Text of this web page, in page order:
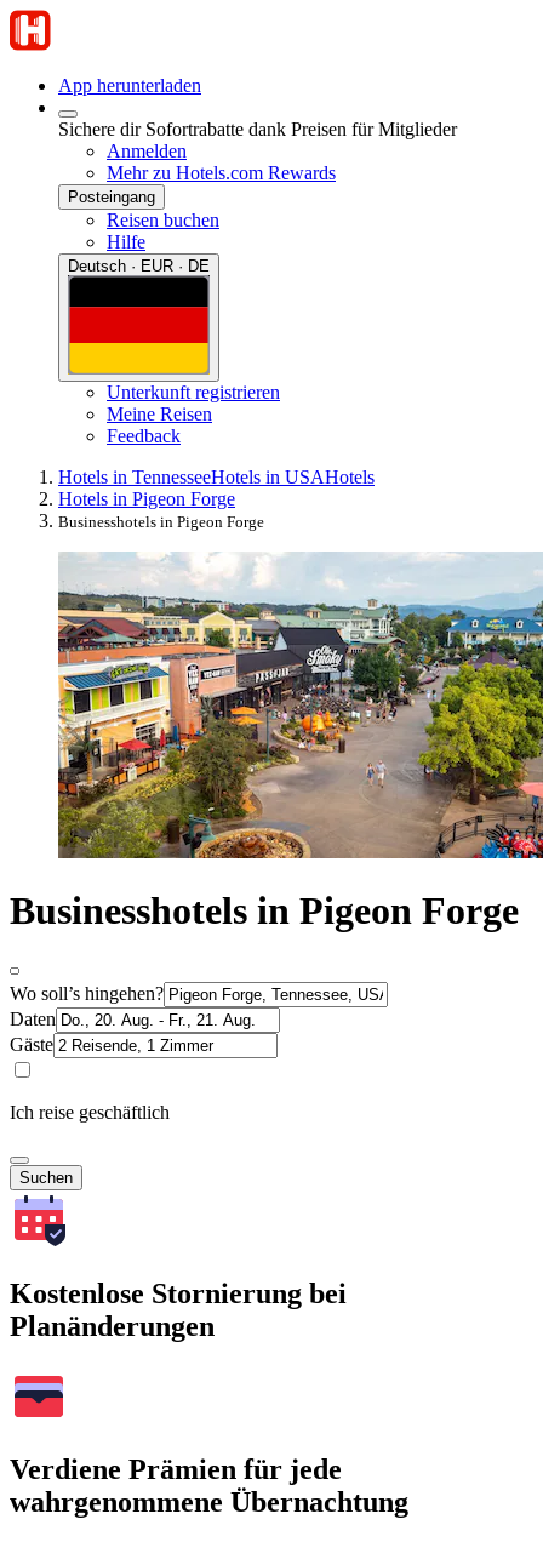
App herunterladen
Sichere dir Sofortrabatte dank Preisen für Mitglieder
Anmelden
Mehr zu Hotels.com Rewards
Posteingang
Reisen buchen
Hilfe
Deutsch · EUR · DE
Unterkunft registrieren
Meine Reisen
Feedback
Hotels in TennesseeHotels in USAHotels
Hotels in Pigeon Forge
Businesshotels in Pigeon Forge
Businesshotels in Pigeon Forge
Wo soll’s hingehen?
Daten
Gäste
Ich reise geschäftlich
Suchen
Kostenlose Stornierung bei
Planänderungen
Verdiene Prämien für jede
wahrgenommene Übernachtung